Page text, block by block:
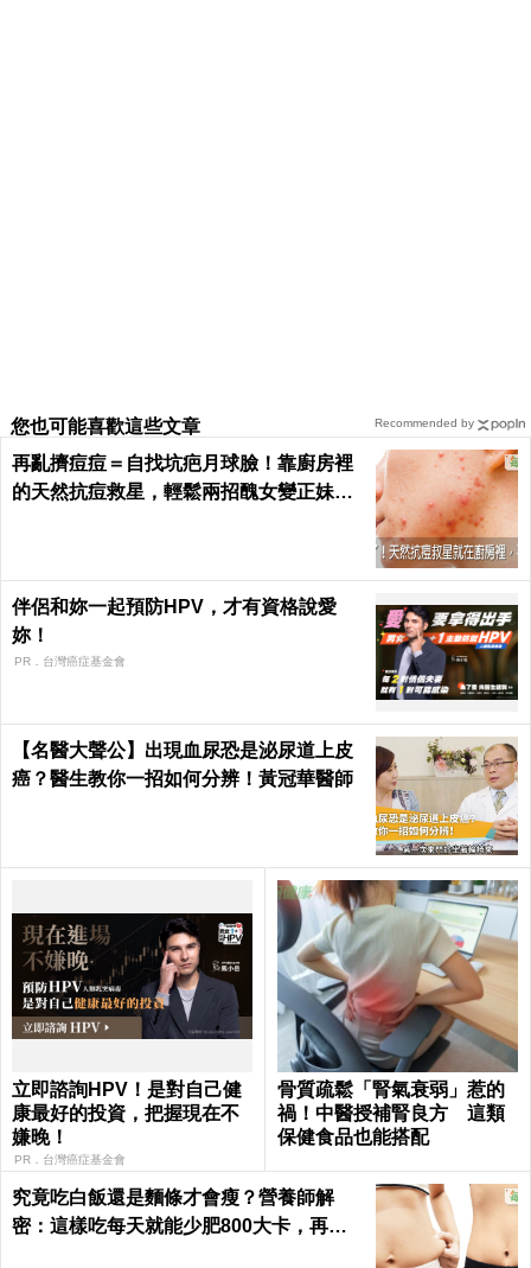
您也可能喜歡這些文章
再亂擠痘痘＝自找坑疤月球臉！靠廚房裡
的天然抗痘救星，輕鬆兩招醜女變正妹｜
伴侶和妳一起預防HPV，才有資格說愛
妳！
PR．台灣癌症基金會
【名醫大聲公】出現血尿恐是泌尿道上皮
癌？醫生教你一招如何分辨！黃冠華醫師
立即諮詢HPV！是對自己健
康最好的投資，把握現在不
嫌晚！
PR．台灣癌症基金會
骨質疏鬆「腎氣衰弱」惹的
禍！中醫授補腎良方 這類
保健食品也能搭配
究竟吃白飯還是麵條才會瘦？營養師解
密：這樣吃每天就能少肥800大卡，再也
Recommended by